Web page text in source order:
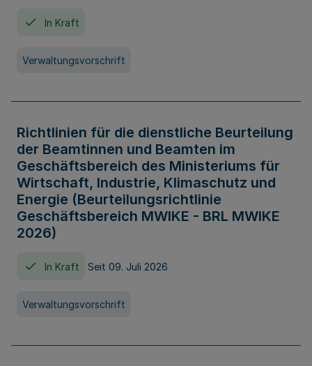
In Kraft
Verwaltungsvorschrift
Richtlinien für die dienstliche Beurteilung
der Beamtinnen und Beamten im
Geschäftsbereich des Ministeriums für
Wirtschaft, Industrie, Klimaschutz und
Energie (Beurteilungsrichtlinie
Geschäftsbereich MWIKE - BRL MWIKE
2026)
In Kraft Seit 09. Juli 2026
Verwaltungsvorschrift